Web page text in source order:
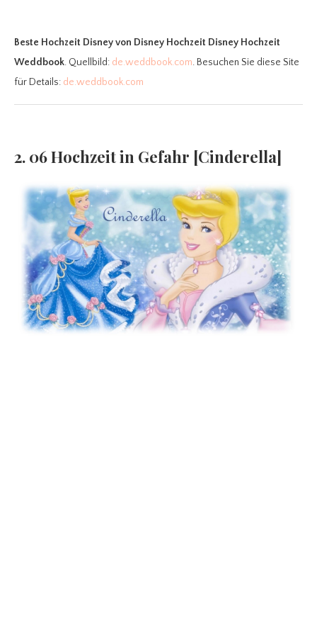
Beste Hochzeit Disneyvon Disney Hochzeit Disney Hochzeit
Weddbook. Quellbild: de.weddbook.com. Besuchen Sie diese Site
für Details: de.weddbook.com
2. 06 Hochzeit in Gefahr [Cinderella]